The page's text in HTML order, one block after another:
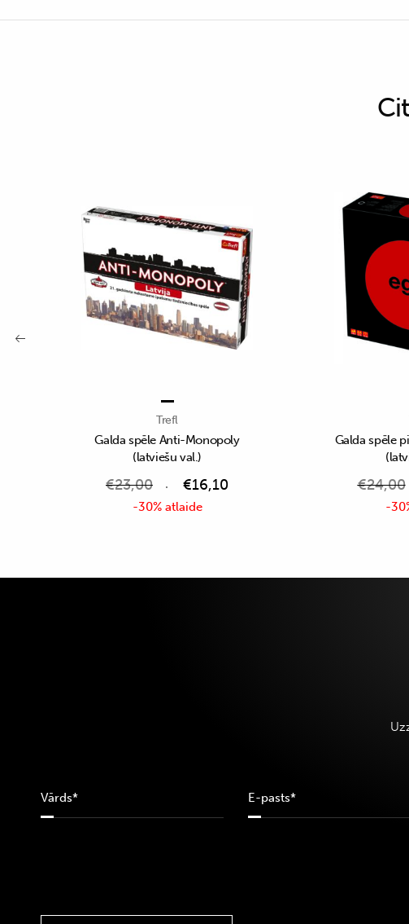
Trefl
Galda spēle Anti-Monopoly
(latviešu val.)
€23,00 €16,10
-30% atlaide
Galda spēle
€24,00
-